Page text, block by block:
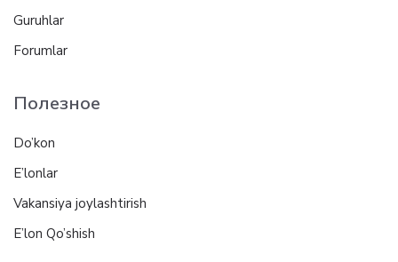
Guruhlar
Forumlar
Полезное
Do’kon
E’lonlar
Vakansiya joylashtirish
E’lon Qo’shish